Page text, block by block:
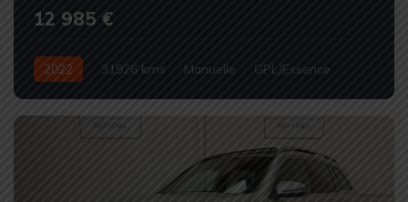
12 985 €
2022 31926 kms Manuelle
GPL/Essence